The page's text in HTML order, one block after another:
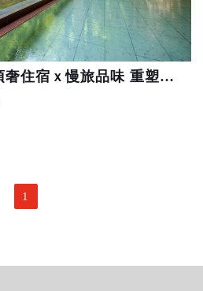
多住一晚更好玩！頂奢住宿ｘ慢旅品味 重塑日本高端旅遊新樣貌
1